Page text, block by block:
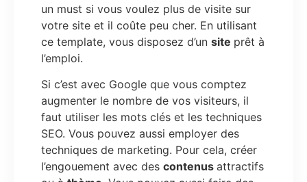
un must si vous voulez plus de visite sur
votre site et il coûte peu cher. En utilisant
ce template, vous disposez d’un site prêt à
l’emploi.
Si c’est avec Google que vous comptez
augmenter le nombre de vos visiteurs, il
faut utiliser les mots clés et les techniques
SEO. Vous pouvez aussi employer des
techniques de marketing. Pour cela, créer
l’engouement avec des contenus attractifs